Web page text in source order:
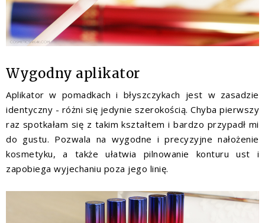
Wygodny aplikator
Aplikator w pomadkach i błyszczykach jest w zasadzie
identyczny - różni się jedynie szerokością. Chyba pierwszy
raz spotkałam się z takim kształtem i bardzo przypadł mi
do gustu. Pozwala na wygodne i precyzyjne nałożenie
kosmetyku, a także ułatwia pilnowanie konturu ust i
zapobiega wyjechaniu poza jego linię.